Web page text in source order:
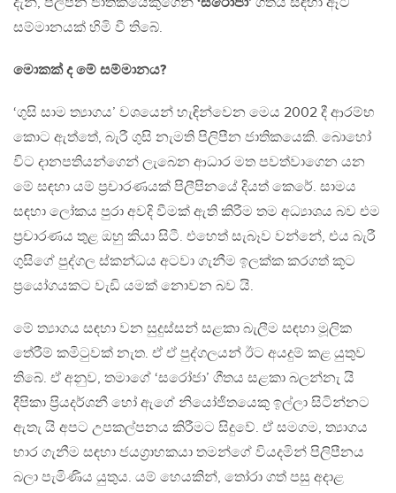
දැන්, පිලිපීන ජාතිකයෙකුගෙන් ‘සරෝජා’ ගීතය සඳහා ඈට
සම්මානයක් හිමි වී තිබේ.
මොකක් ද මේ සම්මානය?
‘ගුසි සාම ත්‍යාගය’ වශයෙන් හැඳින්වෙන මෙය 2002 දී ආරම්භ
කොට ඇත්තේ, බැරී ගුසි නැමති පිලිපීන ජාතිකයෙකි. බොහෝ
විට දානපතියන්ගෙන් ලැබෙන ආධාර මත පවත්වාගෙන යන
මේ සඳහා යම් ප‍්‍රචාරණයක් පිලීපිනයේ දියත් කෙරේ. සාමය
සඳහා ලෝකය පුරා අවදි වීමක් ඇති කිරීම තම අධ්‍යාශය බව එම
ප‍්‍රචාරණය තුළ ඔහු කියා සිටී. එහෙත් සැබෑව වන්නේ, එය බැරී
ගුසිගේ පුද්ගල ස්කන්ධය අටවා ගැනීම ඉලක්ක කරගත් කූට
ප‍්‍රයෝගයකට වැඩි යමක් නොවන බව යි.
මේ ත්‍යාගය සඳහා වන සුදුස්සන් සළකා බැලීම සඳහා මූලික
තේරීම් කමිටුවක් නැත. ඒ ඒ පුද්ගලයන් ඊට අයදුම් කළ යුතුව
තිබේ. ඒ අනුව, තමාගේ ‘සරෝජා’ ගීතය සළකා බලන්නැ යි
දීපිකා ප‍්‍රියදර්ශනී හෝ ඇගේ නියෝජිතයෙකු ඉල්ලා සිටින්නට
ඇතැ යි අපට උපකල්පනය කිරීමට සිදුවේ. ඒ සමගම, ත්‍යාගය
භාර ගැනීම සඳහා ජයග‍්‍රාහකයා තමන්ගේ වියදමින් පිලිපීනය
බලා පැමිණිය යුතුය. යම් හෙයකින්, තෝරා ගත් පසු අදාළ